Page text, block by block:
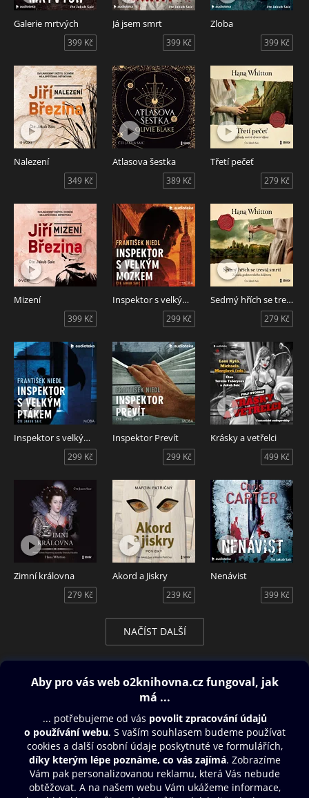
Galerie mrtvých
399 Kč
Já jsem smrt
399 Kč
Zloba
399 Kč
Nalezení
349 Kč
Atlasova šestka
389 Kč
Třetí pečeť
279 Kč
Mizení
399 Kč
Inspektor s velkým mozkem
299 Kč
Sedmý hřích se trestá smrtí
279 Kč
Inspektor s velkým ptákem
299 Kč
Inspektor Prevít
299 Kč
Krásky a vetřelci
499 Kč
Zimní královna
279 Kč
Akord a Jiskry
239 Kč
Nenávist
399 Kč
NAČÍST DALŠÍ
Obsah ke stažení
Moje O2 Knihovna
Další zábava